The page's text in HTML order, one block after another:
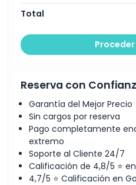
Total
Reserva con
Garantía del Mejor Precio
Sin cargos por reserva
Pago completamente
extremo
Soporte al Cliente 24/7
Calificación de 4,8/5 ⭐
4,7/5 ⭐ Calificación en